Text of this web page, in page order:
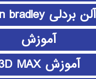
آلن بردلی Allen bradley
آموزش
آموزش 3D MAX